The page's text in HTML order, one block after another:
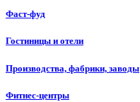
Фаст-фуд
Гостиницы и отели
Производства, фабрики, заводы
Фитнес-центры